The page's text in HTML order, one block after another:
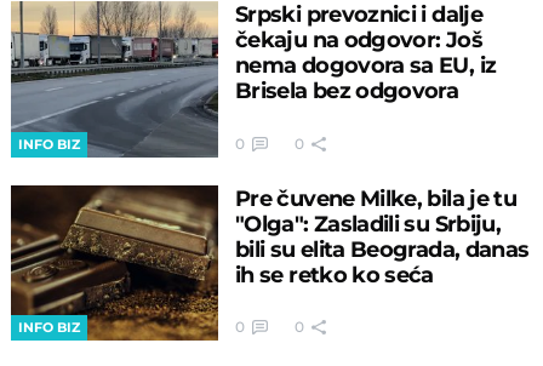
INFO BIZ
Srpski prevoznici i dalje
čekaju na odgovor: Još
nema dogovora sa EU, iz
Brisela bez odgovora
0 0
INFO BIZ
Pre čuvene Milke, bila je tu
"Olga": Zasladili su Srbiju,
bili su elita Beograda, danas
ih se retko ko seća
0 0